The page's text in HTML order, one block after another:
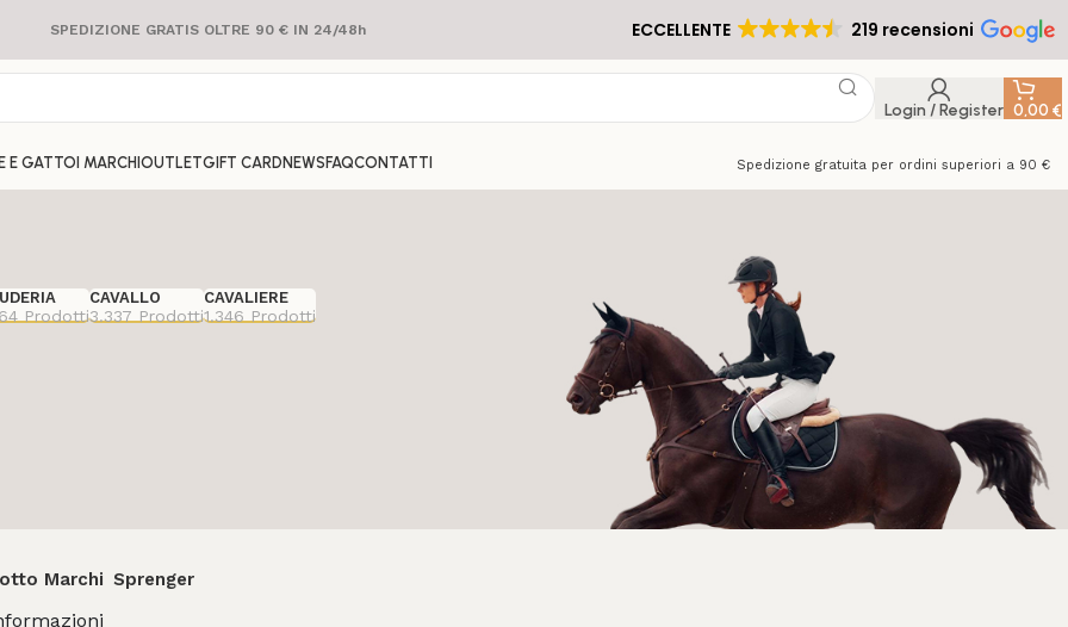
SPEDIZIONE GRATIS OLTRE 90 € IN 24/48h ECCELLENTE 219 recensioni
Login / Register 0,00 €
E GATTO I MARCHI OUTLETGIFT CARD NEWS FAQCONTATTI Spedizione gratuita per ordini superiori a 90 €
Prodotti
CAVALLO
3.337 Prodotti
CAVALIERE
1.346 Prodotti
Marchi Sprenger